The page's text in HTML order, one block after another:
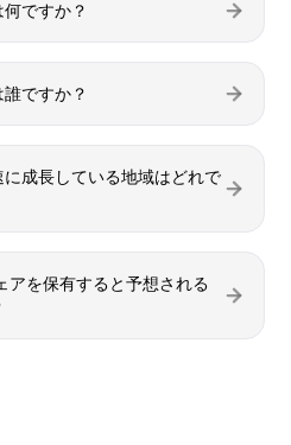
ですか？
ですか？
成長している地域はどれで
アを保有すると予想される